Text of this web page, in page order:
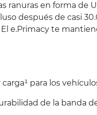
ranuras en forma de
después de casi
e.Primacy te
para los
de la banda